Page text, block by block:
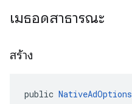
เมธอดสาธารณะ
สร้าง
public NativeAdOptions